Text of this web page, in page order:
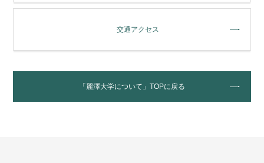
交通アクセス
「麗澤大学について」TOPに戻る